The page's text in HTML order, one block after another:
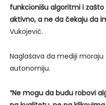
funkcionišu algoritmi i
aktivno, a ne da čekaju da
Vukojević.
Naglašava da mediji moraju
autonomiju.
“Ne mogu da budu robovi